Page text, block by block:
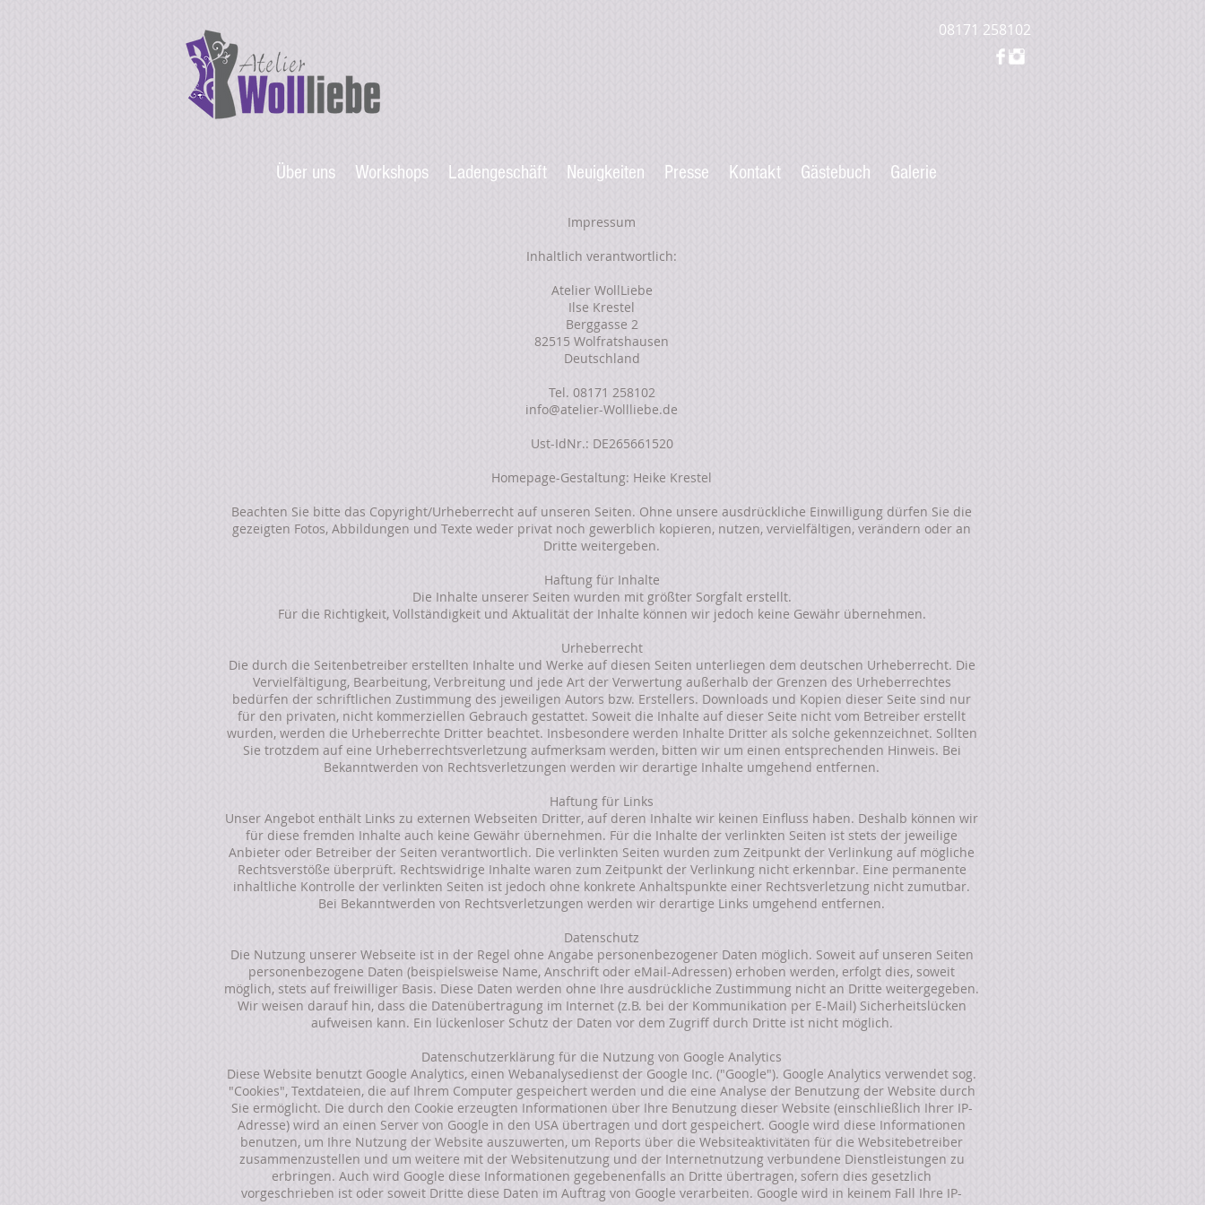
08171 258102
Über uns Workshops Ladengeschäft Neuigkeiten Presse Kontakt Gästebuch Galerie
Impressum
Inhaltlich verantwortlich:
Atelier WollLiebe
Ilse Krestel
Berggasse 2
82515 Wolfratshausen
Deutschland
Tel. 08171 258102
info@atelier-Wollliebe.de
Ust-IdNr.: DE265661520
Homepage-Gestaltung: Heike Krestel
Beachten Sie bitte das Copyright/Urheberrecht auf unseren Seiten. Ohne unsere ausdrückliche Einwilligung dürfen Sie die
gezeigten Fotos, Abbildungen und Texte weder privat noch gewerblich kopieren, nutzen, vervielfältigen, verändern oder an
Dritte weitergeben.
Haftung für Inhalte
Die Inhalte unserer Seiten wurden mit größter Sorgfalt erstellt.
Für die Richtigkeit, Vollständigkeit und Aktualität der Inhalte können wir jedoch keine Gewähr übernehmen.
Urheberrecht
Die durch die Seitenbetreiber erstellten Inhalte und Werke auf diesen Seiten unterliegen dem deutschen Urheberrecht. Die
Vervielfältigung, Bearbeitung, Verbreitung und jede Art der Verwertung außerhalb der Grenzen des Urheberrechtes
bedürfen der schriftlichen Zustimmung des jeweiligen Autors bzw. Erstellers. Downloads und Kopien dieser Seite sind nur
für den privaten, nicht kommerziellen Gebrauch gestattet. Soweit die Inhalte auf dieser Seite nicht vom Betreiber erstellt
wurden, werden die Urheberrechte Dritter beachtet. Insbesondere werden Inhalte Dritter als solche gekennzeichnet. Sollten
Sie trotzdem auf eine Urheberrechtsverletzung aufmerksam werden, bitten wir um einen entsprechenden Hinweis. Bei
Bekanntwerden von Rechtsverletzungen werden wir derartige Inhalte umgehend entfernen.
Haftung für Links
Unser Angebot enthält Links zu externen Webseiten Dritter, auf deren Inhalte wir keinen Einfluss haben. Deshalb können wir
für diese fremden Inhalte auch keine Gewähr übernehmen. Für die Inhalte der verlinkten Seiten ist stets der jeweilige
Anbieter oder Betreiber der Seiten verantwortlich. Die verlinkten Seiten wurden zum Zeitpunkt der Verlinkung auf mögliche
Rechtsverstöße überprüft. Rechtswidrige Inhalte waren zum Zeitpunkt der Verlinkung nicht erkennbar. Eine permanente
inhaltliche Kontrolle der verlinkten Seiten ist jedoch ohne konkrete Anhaltspunkte einer Rechtsverletzung nicht zumutbar.
Bei Bekanntwerden von Rechtsverletzungen werden wir derartige Links umgehend entfernen.
Datenschutz
Die Nutzung unserer Webseite ist in der Regel ohne Angabe personenbezogener Daten möglich. Soweit auf unseren Seiten
personenbezogene Daten (beispielsweise Name, Anschrift oder eMail-Adressen) erhoben werden, erfolgt dies, soweit
möglich, stets auf freiwilliger Basis. Diese Daten werden ohne Ihre ausdrückliche Zustimmung nicht an Dritte weitergegeben.
Wir weisen darauf hin, dass die Datenübertragung im Internet (z.B. bei der Kommunikation per E-Mail) Sicherheitslücken
aufweisen kann. Ein lückenloser Schutz der Daten vor dem Zugriff durch Dritte ist nicht möglich.
Datenschutzerklärung für die Nutzung von Google Analytics
Diese Website benutzt Google Analytics, einen Webanalysedienst der Google Inc. ("Google"). Google Analytics verwendet sog.
"Cookies", Textdateien, die auf Ihrem Computer gespeichert werden und die eine Analyse der Benutzung der Website durch
Sie ermöglicht. Die durch den Cookie erzeugten Informationen über Ihre Benutzung dieser Website (einschließlich Ihrer IP-
Adresse) wird an einen Server von Google in den USA übertragen und dort gespeichert. Google wird diese Informationen
benutzen, um Ihre Nutzung der Website auszuwerten, um Reports über die Websiteaktivitäten für die Websitebetreiber
zusammenzustellen und um weitere mit der Websitenutzung und der Internetnutzung verbundene Dienstleistungen zu
erbringen. Auch wird Google diese Informationen gegebenenfalls an Dritte übertragen, sofern dies gesetzlich
vorgeschrieben ist oder soweit Dritte diese Daten im Auftrag von Google verarbeiten. Google wird in keinem Fall Ihre IP-